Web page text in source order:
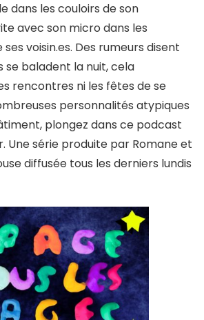
dans les couloirs de son
avec son micro dans les
ses voisin.es. Des rumeurs disent
se baladent la nuit, cela
rencontres ni les fêtes de se
personnalités atypiques
plongez dans ce podcast
Une série produite par Romane et
diffusée tous les derniers lundis